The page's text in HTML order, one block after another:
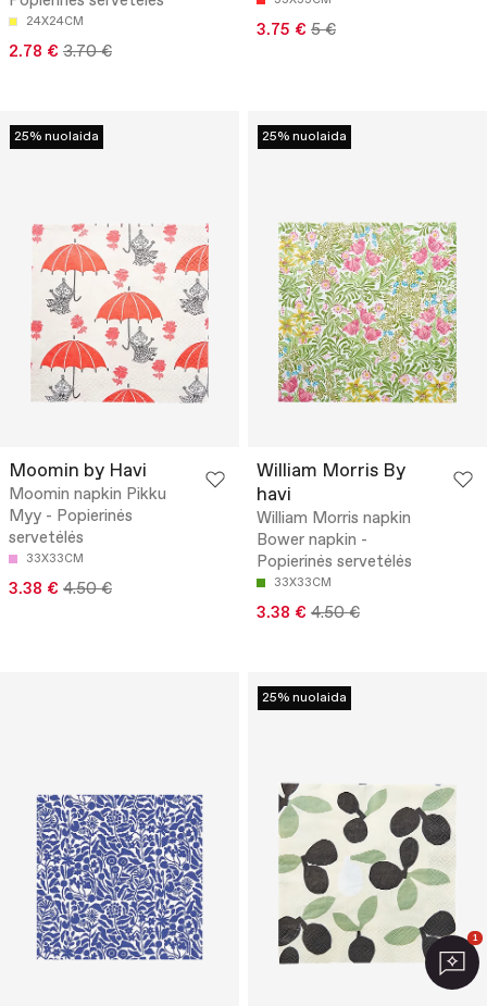
24X24CM
2.78 € 3.70 €
3.75 € 5 €
25% nuolaida
Moomin by Havi
Moomin napkin Pikku
Myy - Popierinės
servetėlės
33X33CM
3.38 € 4.50 €
25% nuolaida
William Morris By
havi
William Morris napkin
Bower napkin -
Popierinės servetėlės
33X33CM
3.38 € 4.50 €
25% nuolaida
1